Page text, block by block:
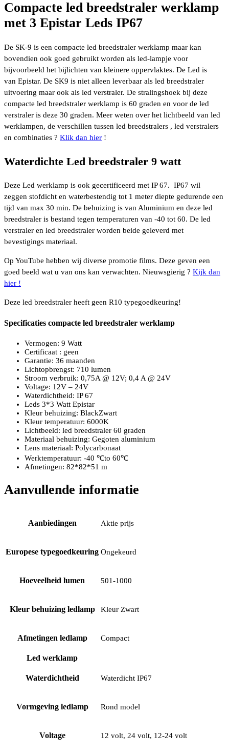
Compacte led breedstraler werklamp
met 3 Epistar Leds IP67
De SK-9 is een compacte led breedstraler werklamp maar kan
bovendien ook goed gebruikt worden als led-lampje voor
bijvoorbeeld het bijlichten van kleinere oppervlaktes. De Led is
van Epistar. De SK9 is niet alleen leverbaar als led breedstraler
uitvoering maar ook als led verstraler. De stralingshoek bij deze
compacte led breedstraler werklamp is 60 graden en voor de led
verstraler is deze 30 graden. Meer weten over het lichtbeeld van led
werklampen, de verschillen tussen led breedstralers , led verstralers
en combinaties ? Klik dan hier !
Waterdichte Led breedstraler 9 watt
Deze Led werklamp is ook gecertificeerd met IP 67. IP67 wil
zeggen stofdicht en waterbestendig tot 1 meter diepte gedurende een
tijd van max 30 min. De behuizing is van Aluminium en deze led
breedstraler is bestand tegen temperaturen van -40 tot 60. De led
verstraler en led breedstraler worden beide geleverd met
bevestigings materiaal.
Op YouTube hebben wij diverse promotie films. Deze geven een
goed beeld wat u van ons kan verwachten. Nieuwsgierig ? Kijk dan
hier !
Deze led breedstraler heeft geen R10 typegoedkeuring!
Specificaties compacte led breedstraler werklamp
Vermogen: 9 Watt
Certificaat : geen
Garantie: 36 maanden
Lichtopbrengst: 710 lumen
Stroom verbruik: 0,75A @ 12V; 0,4 A @ 24V
Voltage: 12V – 24V
Waterdichtheid: IP 67
Leds 3*3 Watt Epistar
Kleur behuizing: BlackZwart
Kleur temperatuur: 6000K
Lichtbeeld: led breedstraler 60 graden
Materiaal behuizing: Gegoten aluminium
Lens materiaal: Polycarbonaat
Werktemperatuur: -40 ℃to 60℃
Afmetingen: 82*82*51 m
Aanvullende informatie
Aanbiedingen Aktie prijs
Europese typegoedkeuring Ongekeurd
Hoeveelheid lumen 501-1000
Kleur behuizing ledlamp Kleur Zwart
Afmetingen ledlamp Compact
Led werklamp
Waterdichtheid Waterdicht IP67
Vormgeving ledlamp Rond model
Voltage 12 volt, 24 volt, 12-24 volt